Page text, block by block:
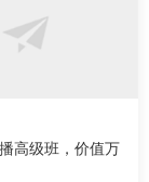
高级班，价值万